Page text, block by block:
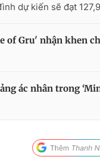
dự kiến ​​sẽ đạt
of Gru' nhận khen
ác nhân trong